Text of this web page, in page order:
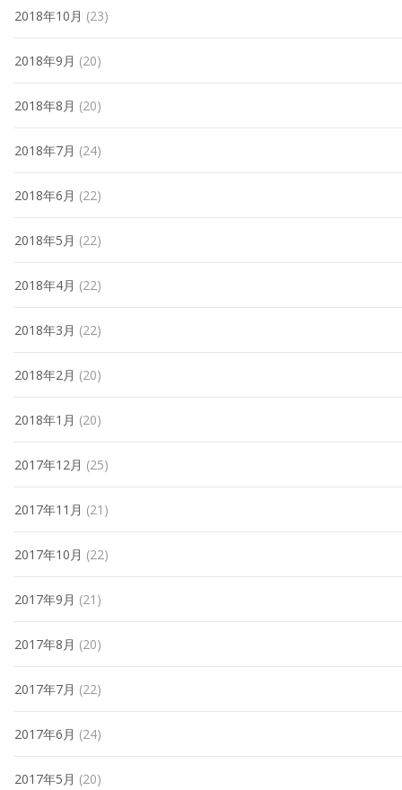
2018年10月 (23)
2018年9月 (20)
2018年8月 (20)
2018年7月 (24)
2018年6月 (22)
2018年5月 (22)
2018年4月 (22)
2018年3月 (22)
2018年2月 (20)
2018年1月 (20)
2017年12月 (25)
2017年11月 (21)
2017年10月 (22)
2017年9月 (21)
2017年8月 (20)
2017年7月 (22)
2017年6月 (24)
2017年5月 (20)